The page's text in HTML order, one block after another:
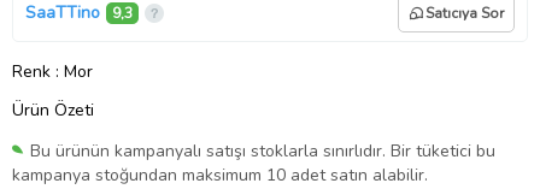
SaaTTino 9,3 Satıcıya Sor
Renk : Mor
Ürün Özeti
Bu ürünün kampanyalı satışı stoklarla sınırlıdır. Bir tüketici bu
kampanya stoğundan maksimum 10 adet satın alabilir.